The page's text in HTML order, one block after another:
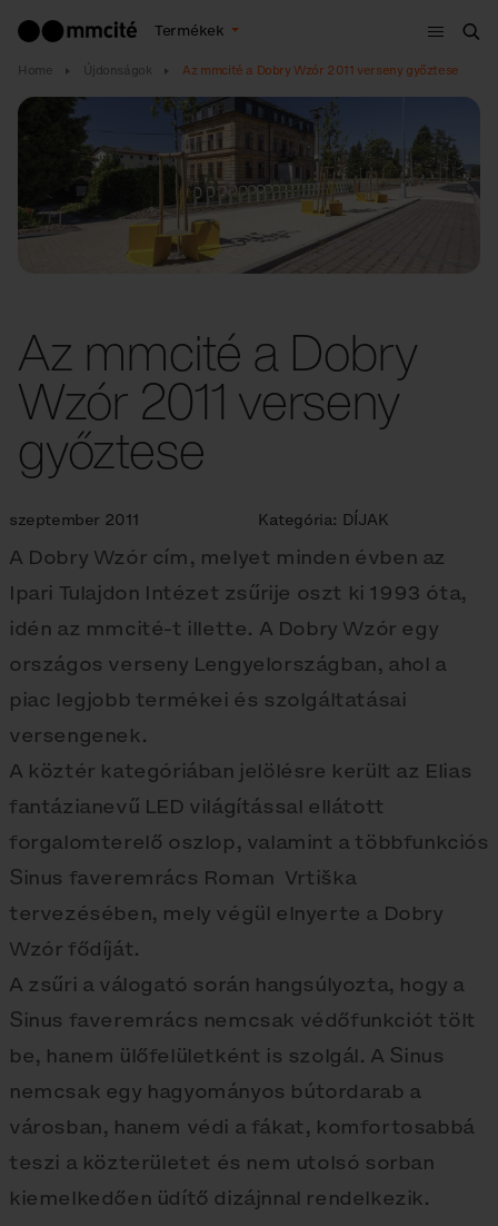
Termékek
Menü
Home Újdonságok Az mmcité a Dobry Wzór 2011 verseny győztese
Az mmcité a Dobry
Wzór 2011 verseny
győztese
szeptember 2011 Kategória: DÍJAK
A Dobry Wzór cím, melyet minden évben az
Ipari Tulajdon Intézet zsűrije oszt ki 1993 óta,
idén az mmcité-t illette. A Dobry Wzór egy
országos verseny Lengyelországban, ahol a
piac legjobb termékei és szolgáltatásai
versengenek.
A köztér kategóriában jelölésre került az Elias
fantázianevű LED világítással ellátott
forgalomterelő oszlop, valamint a többfunkciós
Sinus faveremrács Roman Vrtiška
tervezésében, mely végül elnyerte a Dobry
Wzór fődíját.
A zsűri a válogató során hangsúlyozta, hogy a
Sinus faveremrács nemcsak védőfunkciót tölt
be, hanem ülőfelületként is szolgál. A Sinus
nemcsak egy hagyományos bútordarab a
városban, hanem védi a fákat, komfortosabbá
teszi a közterületet és nem utolsó sorban
kiemelkedően üdítő dizájnnal rendelkezik.